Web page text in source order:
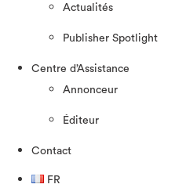
Actualités
Publisher Spotlight
Centre d’Assistance
Annonceur
Éditeur
Contact
FR